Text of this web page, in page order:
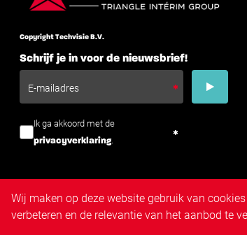
Copyright Techvisie B.V.
Schrijf je in voor de nieuwsbrief!
Ik ga akkoord met de
privacyverklaring.
Wij maken op deze website gebruik van
verbeteren en de relevantie van het aanbod te